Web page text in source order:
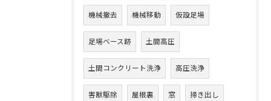
機械撤去 機械移動 仮設足場
足場ベース跡 土間高圧
土間コンクリート洗浄 高圧洗浄
害獣駆除 屋根裏 窓 掃き出し